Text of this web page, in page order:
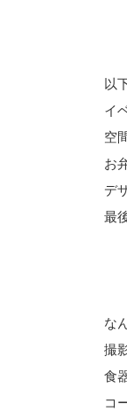
以
イ
空
お
デ
最
な
撮
食
コ